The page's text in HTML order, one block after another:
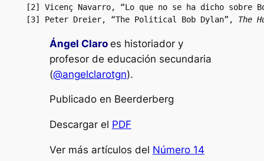
[2] Vicenç Navarro, “Lo que no se ha dicho
[3] Peter Dreier, “The Political Bob Dylan”, The
Ángel Claro es historiador y
profesor de educación secundaria
(@angelclarotgn).
Publicado en Beerderberg
Descargar el PDF
Ver más artículos del Número 14